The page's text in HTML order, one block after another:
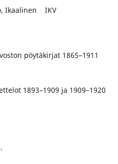
Ikaalinen IKV
pöytäkirjat 1865–1911
1893–1909 ja 1909–1920